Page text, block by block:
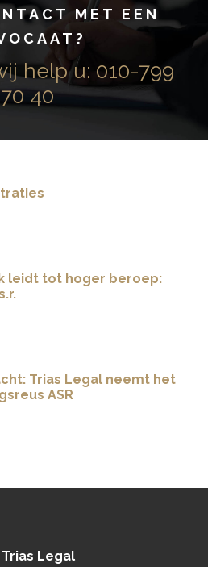
MET EEN
help u: 010-799
70 40
leidt tot hoger beroep:
Trias Legal neemt het
ASR
Legal